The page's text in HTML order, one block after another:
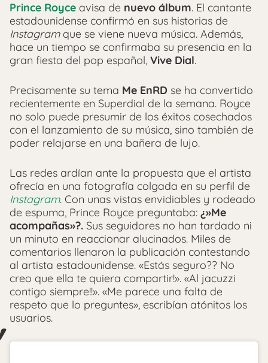
Prince Royce avisa de nuevo álbum. El cantante
estadounidense confirmó en sus historias de
Instagramque se viene nueva música. Además,
hace un tiempo se confirmaba su presencia en la
gran fiesta del pop español, Vive Dial.
Precisamente su tema Me EnRD se ha convertido
recientemente en Superdial de la semana. Royce
no solo puede presumir de los éxitos cosechados
con el lanzamiento de su música, sino también de
poder relajarse en una bañera de lujo.
Las redes ardían ante la propuesta que el artista
ofrecía en una fotografía colgada en su perfil de
Instagram. Con unas vistas envidiables y rodeado
de espuma, Prince Royce preguntaba: ¿»Me
acompañas»?. Sus seguidores no han tardado ni
un minuto en reaccionar alucinados. Miles de
comentarios llenaron la publicación contestando
al artista estadounidense. «Estás seguro?? No
creo que ella te quiera compartir!». «Al jacuzzi
contigo siempre!!». «Me parece una falta de
respeto que lo preguntes», escribían atónitos los
usuarios.